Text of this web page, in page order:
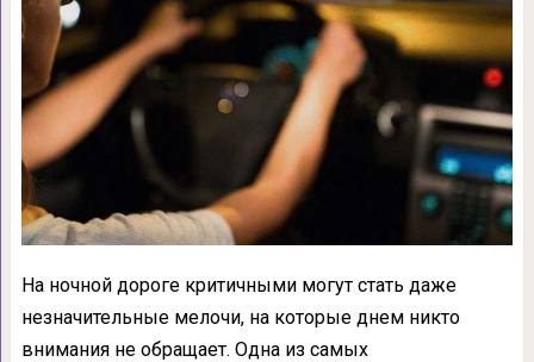
На ночной дороге критичными могут стать даже
незначительные мелочи, на которые днем никто
внимания не обращает. Одна из самых